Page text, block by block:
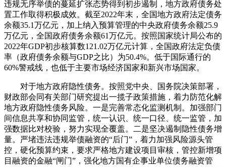
违规无序举债的蔓延扩张态势得到初步遏制，地方政府债务处
置工作取得积极成效。截至2022年末，全国地方政府法定债务
余额35.1万亿元，加上纳入预算管理的中央政府债务余额25.9
万亿元，全国政府债务余额61万亿元。按照国家统计局公布的
2022年GDP初步核算数121.02万亿元计算，全国政府法定负债
率（政府债务余额与GDP之比）为50.4%。低于国际通行的
60%警戒线，也低于主要市场经济国家和新兴市场国家。
对于地方政府隐性债务。按照党中央、国务院决策部署，
财政部会同有关部门研究提出一揽子政策措施，着力防范化解
地方政府隐性债务风险。一是完善常态化监测机制。加强部门
间信息共享和协同监管，统一认识、统一口径、统一监管，加
强数据比对校验，努力实现全覆盖。二是坚决遏制隐性债务增
量。严堵违法违规举债融资的“后门”，着力加强风险源头管
控，硬化预算约束，要求严格地方建设项目审核，管控新增项
目融资的金融“闸门”，强化地方国有企事业单位债务融资管